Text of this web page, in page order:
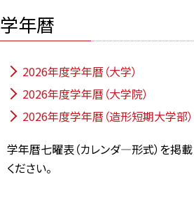
学年暦
2026年度学年暦（大学）
2026年度学年暦（大学院）
2026年度学年暦（造形短期大学部）
学年暦七曜表（カレンダ―形式）を掲載
ください。